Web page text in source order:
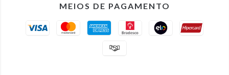
MEIOS DE PAGAMENTO